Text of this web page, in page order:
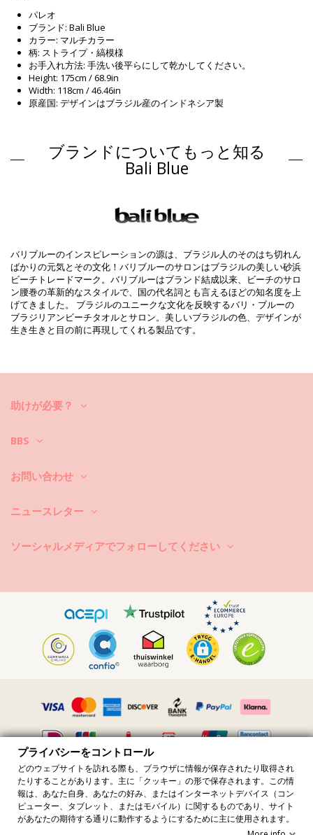
パレオ
ブランド: Bali Blue
カラー: マルチカラー
柄: ストライプ・縞模様
お手入れ方法: 手洗い後平らにして乾かしてください。
Height: 175cm / 68.9in
Width: 118cm / 46.46in
原産国: デザインはブラジル産のインドネシア製
組成物
組成物: 100% Rayon (Canga)
商品情報
パッケージを含む: 1 x パレオ (他の装飾品は含まれていません。 )
EAN: ワンサイズ (7899818639747)
重さ : 220g / 0.48lb / 7.76oz
カットにより柄が異なることがあります。
補正された写真
洗い方と手入れ方法
お手入れ方法: Bali Blue Cancer
緩んで洗面器に落ちるので、暖かい水に浸して見て下さい。
2.ビーチウェアを湿らせたまま放置したり、必要以上に長い間丸めて置
かないで下さい。何故かって？それはカラフルな柄や模様を台無しにな
3.シミが付いた場合：汚れ具合に応じて一般的に知られている方法でシ
さい。
る場合もあります。
5.直射日光の下で絶対に乾かないで下さい。色落ちする恐れがありま
6.ケアタグに記載されたアイロンがけ指示を確認して下さい。
洗ってお手入れをして下さい！ケアタグもキチンと読んで下さい。それ
ぞれの服のケア方法は異なります！
ブランドについてもっと知る
Bali Blue
バリブルーのインスピレーションの源は、ブラジル人のそのはち切れん
ばかりの元気とその文化！バリブルーのサロンはブラジルの美しい砂浜
ビーチトレードマーク。バリブルーはブランド結成以来、ビーチのサロ
ン腰巻の革新的なスタイルで、国の代名詞とも言えるほどの知名度を上
げてきました。 ブラジルのユニークな文化を反映するバリ・ブルーの
ブラジリアンビーチタオルとサロン。美しいブラジルの色、デザインが
生き生きと目の前に再現してくれる製品です。
助けが必要？
BBS
お問い合わせ
ニュースレター
ソーシャルメディアでフォローしてください
すべての価格には付加価値税が含まれています · 付加価値税番号
FR36509778270 · 無断転載を禁じます ©️2023 ブラジリアン ビキニ ショ
ップ
Site protected by reCAPTCHA.Privacy-Terms
プライバシーをコントロール
どのウェブサイトを訪れる際も、ブラウザに情報が保存されたり取得され
たりすることがあります。主に「クッキー」の形で保存されます。この情
報は、あなた自身、あなたの好み、またはインターネットデバイス（コン
ピューター、タブレット、またはモバイル）に関するものであり、サイト
があなたの期待する通りに動作するようにするために主に使用されます。